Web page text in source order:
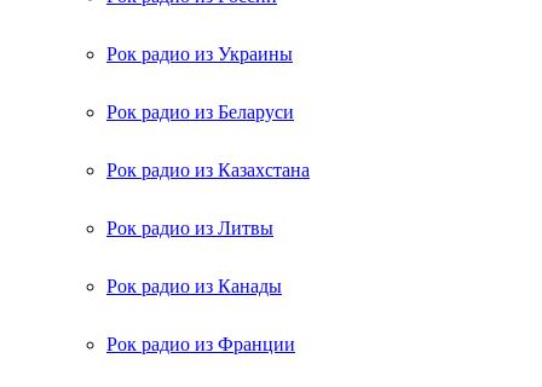
Рок радио из Украины
Рок радио из Беларуси
Рок радио из Казахстана
Рок радио из Литвы
Рок радио из Канады
Рок радио из Франции